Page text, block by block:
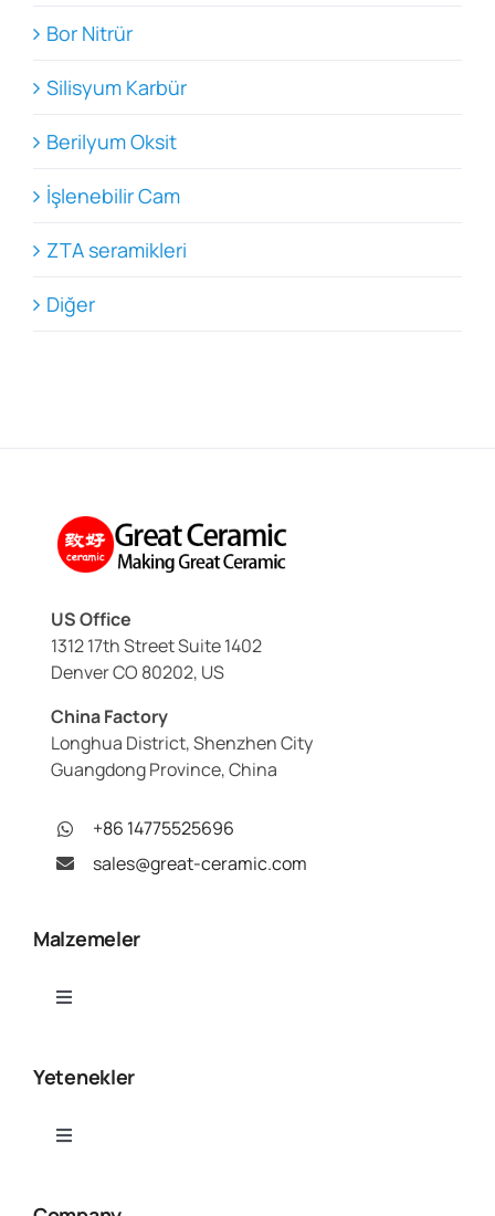
Bor Nitrür
Silisyum Karbür
Berilyum Oksit
İşlenebilir Cam
ZTA seramikleri
Diğer
US Office
1312 17th Street Suite 1402
Denver CO 80202, US
China Factory
Longhua District, Shenzhen City
Guangdong Province, China
+86 14775525696
sales@great-ceramic.com
Malzemeler
Toggle
Alüminyum Nitrür (AlN)
Yetenekler
Toggle